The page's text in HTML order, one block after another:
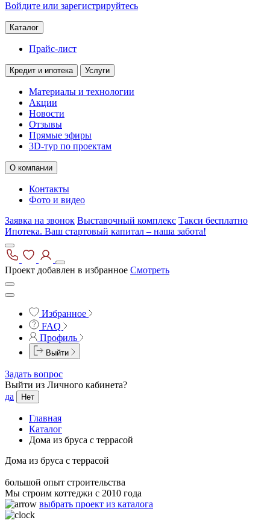
Войдите или зарегистрируйтесь
Каталог
Прайс-лист
Кредит и ипотека Услуги
Материалы и технологии
Акции
Новости
Отзывы
Прямые эфиры
3D-тур по проектам
О компании
Контакты
Фото и видео
Заявка на звонок Выставочный комплекс Такси бесплатно
Ипотека. Ваш стартовый капитал – наша забота!
Проект добавлен в избранное Смотреть
Избранное
FAQ
Профиль
Выйти
Задать вопрос
Выйти из Личного кабинета?
да
Нет
Главная
Каталог
Дома из бруса с террасой
Дома из бруса с террасой
большой опыт строительства
Мы строим коттеджи с 2010 года
выбрать проект из каталога